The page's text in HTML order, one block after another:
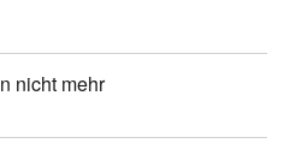
nicht mehr